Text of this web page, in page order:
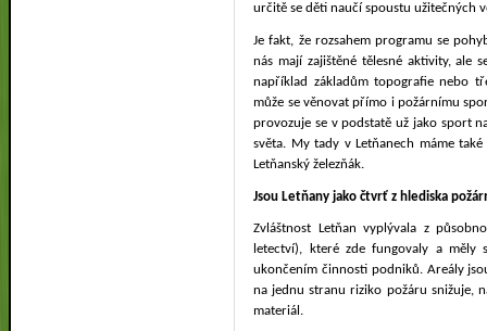
určitě se děti naučí spoustu užitečných
Je fakt, že rozsahem programu se
nás mají zajištěné tělesné aktivity, ale
například základům topografie nebo
může se věnovat přímo i požárnímu
provozuje se v podstatě už jako sport
světa. My tady v Letňanech máme
Letňanský železňák.
Jsou Letňany jako čtvrť z hlediska
Zvláštnost Letňan vyplývala z
letectví), které zde fungovaly a měly
ukončením činnosti podniků. Areály
na jednu stranu riziko požáru snižuje,
materiál.